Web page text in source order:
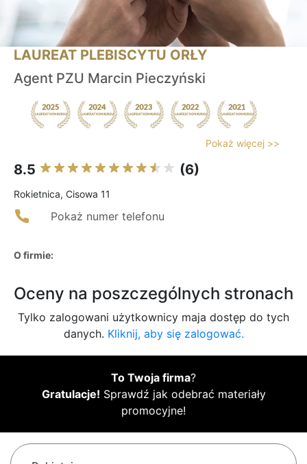
LAUREAT PLEBISCYTU ORŁY
Agent PZU Marcin Pieczyński
Pokaż więcej >>
8.5 (6)
Rokietnica, Cisowa 11
Pokaż numer telefonu
O firmie:
Oceny na poszczególnych stronach
Tylko zalogowani użytkownicy maja dostęp do tych
danych. Kliknij, aby się zalogować.
To Twoja firma?
Gratulacje! Sprawdź jak odebrać materiały
promocyjne!